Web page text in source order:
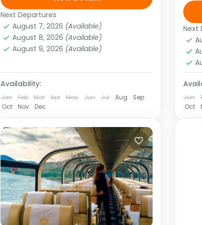
diciembre de 2019 TM
América,Sudamérica
1 Person
Next Departures
August 7, 2026 (Available)
August 8, 2026 (Available)
August 9, 2026 (Available)
Availability:
Jan Feb Mar Apr May Jun Jul Aug
Sep
Oct
Nov Dec
Next
Jan
Oct